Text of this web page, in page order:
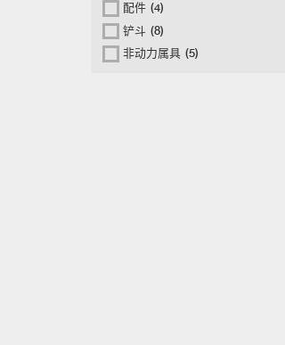
配件 (4)
铲斗 (8)
非动力属具 (5)